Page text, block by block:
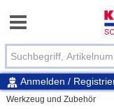
Anmelden /
Werkzeug und Zubehör